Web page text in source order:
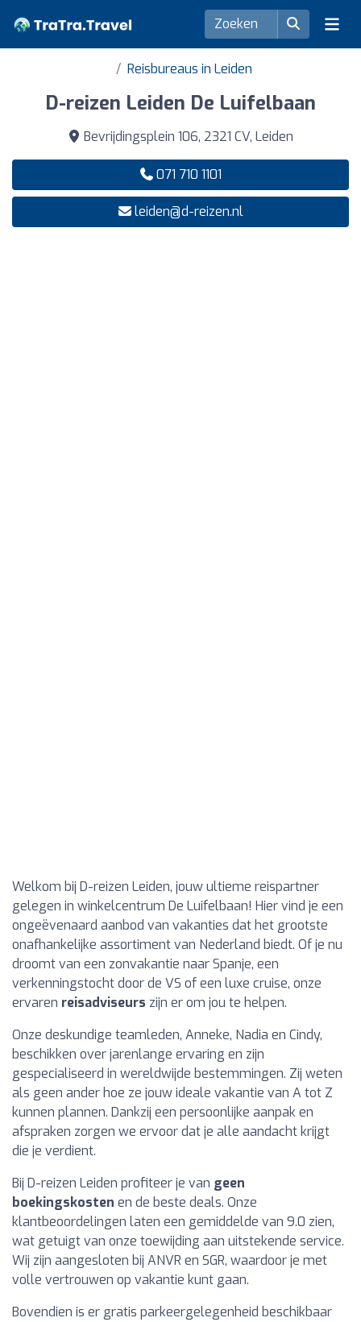
Reisbureaus in Leiden
D-reizen Leiden De Luifelbaan
Bevrijdingsplein 106, 2321 CV, Leiden
071 710 1101
leiden@d-reizen.nl
Welkom bij D-reizen Leiden, jouw ultieme reispartner
gelegen in winkelcentrum De Luifelbaan! Hier vind je een
ongeëvenaard aanbod van vakanties dat het grootste
onafhankelijke assortiment van Nederland biedt. Of je nu
droomt van een zonvakantie naar Spanje, een
verkenningstocht door de VS of een luxe cruise, onze
ervaren reisadviseurs zijn er om jou te helpen.
Onze deskundige teamleden, Anneke, Nadia en Cindy,
beschikken over jarenlange ervaring en zijn
gespecialiseerd in wereldwijde bestemmingen. Zij weten
als geen ander hoe ze jouw ideale vakantie van A tot Z
kunnen plannen. Dankzij een persoonlijke aanpak en
afspraken zorgen we ervoor dat je alle aandacht krijgt
die je verdient.
Bij D-reizen Leiden profiteer je van geen
boekingskosten en de beste deals. Onze
klantbeoordelingen laten een gemiddelde van 9.0 zien,
wat getuigt van onze toewijding aan uitstekende service.
Wij zijn aangesloten bij ANVR en SGR, waardoor je met
volle vertrouwen op vakantie kunt gaan.
Bovendien is er gratis parkeergelegenheid beschikbaar